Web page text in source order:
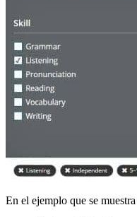
En el ejemplo que se